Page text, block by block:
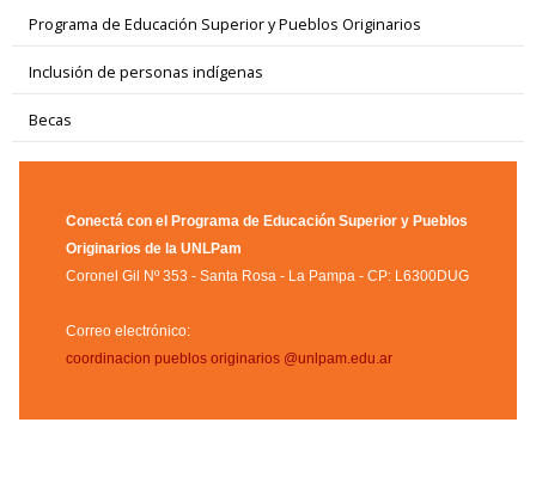
Programa de Educación Superior y Pueblos Originarios
Inclusión de personas indígenas
Becas
Conectá con el Programa de Educación Superior y Pueblos
Originarios de la UNLPam
Coronel Gil Nº 353 - Santa Rosa - La Pampa - CP: L6300DUG
Correo electrónico:
coordinacion pueblos originarios @unlpam.edu.ar